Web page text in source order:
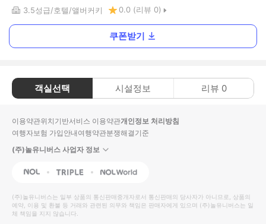
3.5성급 호텔 앨버커키 0.0 (리뷰 0)
쿠폰받기
객실선택 시설정보 리뷰 0
이용약관위치기반서비스 이용약관개인정보 처리방침
여행자보험 가입안내여행약관분쟁해결기준
(주)놀유니버스 사업자 정보
NOL Triple Interpark Global
(주)놀유니버스는 일부 상품의 통신판매중개자로서 통신판매의 당사자가 아니므로, 상품의
예약, 이용 및 환불 등 거래와 관련된 의무와 책임은 판매자에게 있으며 (주)놀유니버스는 일
체 책임을 지지 않습니다.